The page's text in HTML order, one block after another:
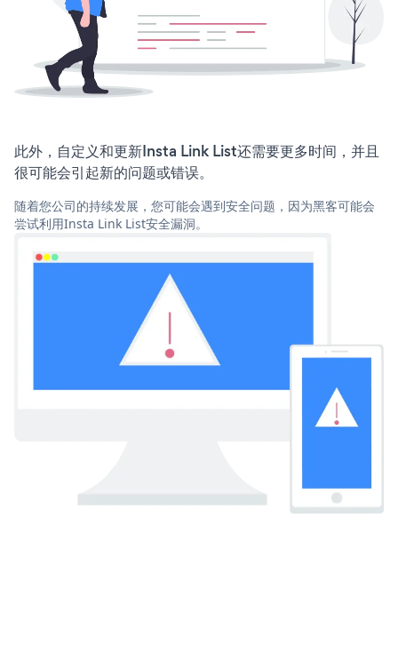
此外，自定义和更新Insta Link List还需要更多时间，并且
很可能会引起新的问题或错误。
随着您公司的持续发展，您可能会遇到安全问题，因为黑客可能会
尝试利用Insta Link List安全漏洞。